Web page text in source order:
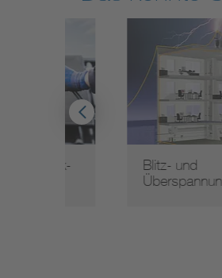
Blitz- und